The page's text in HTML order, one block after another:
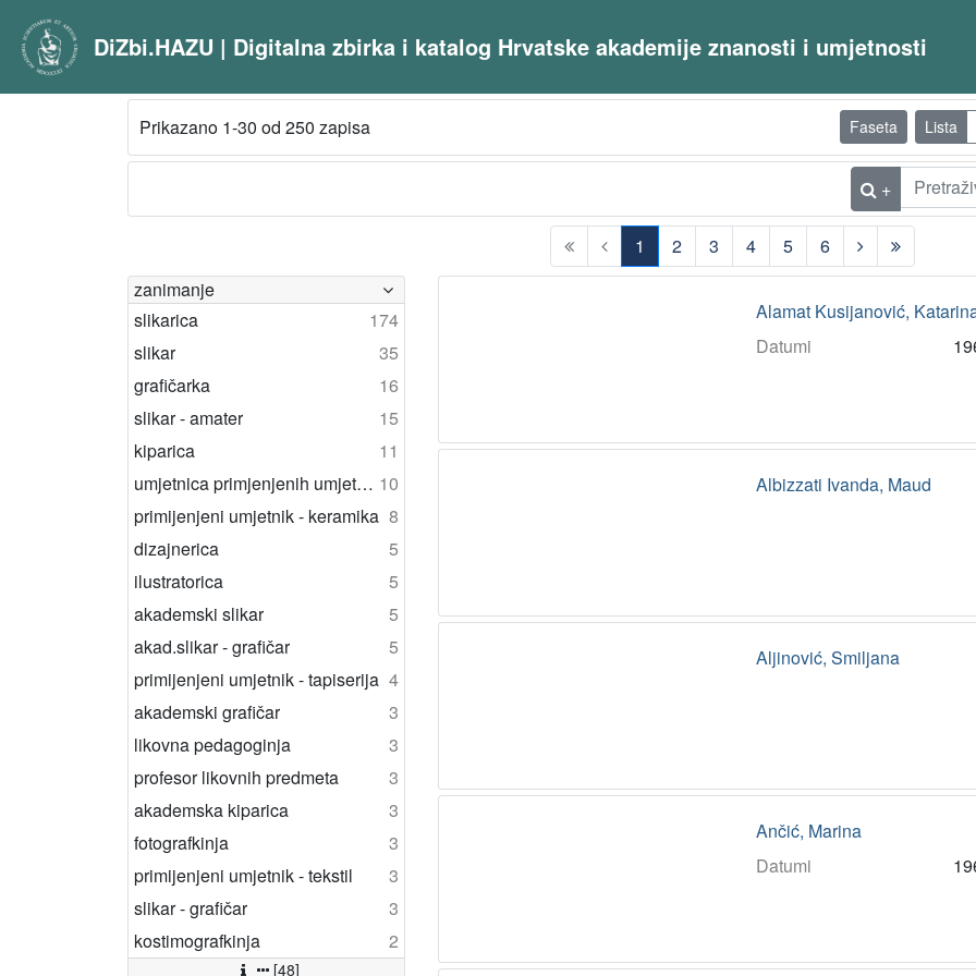
DiZbi.HAZU | Digitalna zbirka i katalog Hrvatske akademije znanosti i umjetnosti
Prikazano 1-30 od 250 zapisa Faseta Lista
+
1
(current)
2 3 4 5
6
zanimanje
slikarica
174
slikar
35
grafičarka
16
slikar - amater
15
kiparica
11
umjetnica primjenjenih umjetnosti 10
primijenjeni umjetnik - keramika 8
dizajnerica
5
ilustratorica
5
akademski slikar
5
akad.slikar - grafičar
5
primijenjeni umjetnik - tapiserija 4
akademski grafičar
3
likovna pedagoginja
3
profesor likovnih predmeta
3
akademska kiparica
3
fotografkinja
3
primijenjeni umjetnik - tekstil
3
slikar - grafičar
3
kostimografkinja
2
[48]
Alamat Kusijanović,
Datumi
Albizzati Ivanda, Maud
Aljinović, Smiljana
Ančić, Marina
Datumi